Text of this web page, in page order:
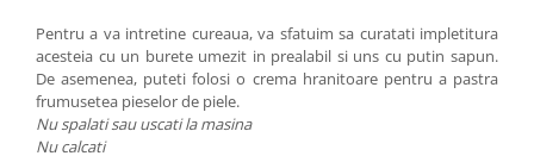
Pentru a va intretine cureaua, va sfatuim sa curatati impletitura
acesteia cu un burete umezit in prealabil si uns cu putin sapun.
De asemenea, puteti folosi o crema hranitoare pentru a pastra
frumusetea pieselor de piele.
Nu spalati sau uscati la masina
Nu calcati